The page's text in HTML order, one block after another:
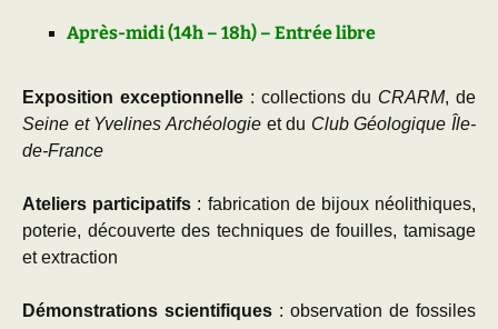
Après-midi (14h – 18h) – Entrée libre
Exposition exceptionnelle: collections du CRARM, de
Seine et Yvelines Archéologieet du Club Géologique Île-
de-France
Ateliers participatifs : fabrication de bijoux néolithiques,
poterie, découverte des techniques de fouilles, tamisage
et extraction
Démonstrations scientifiques : observation de fossiles